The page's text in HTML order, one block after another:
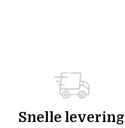
Snelle levering